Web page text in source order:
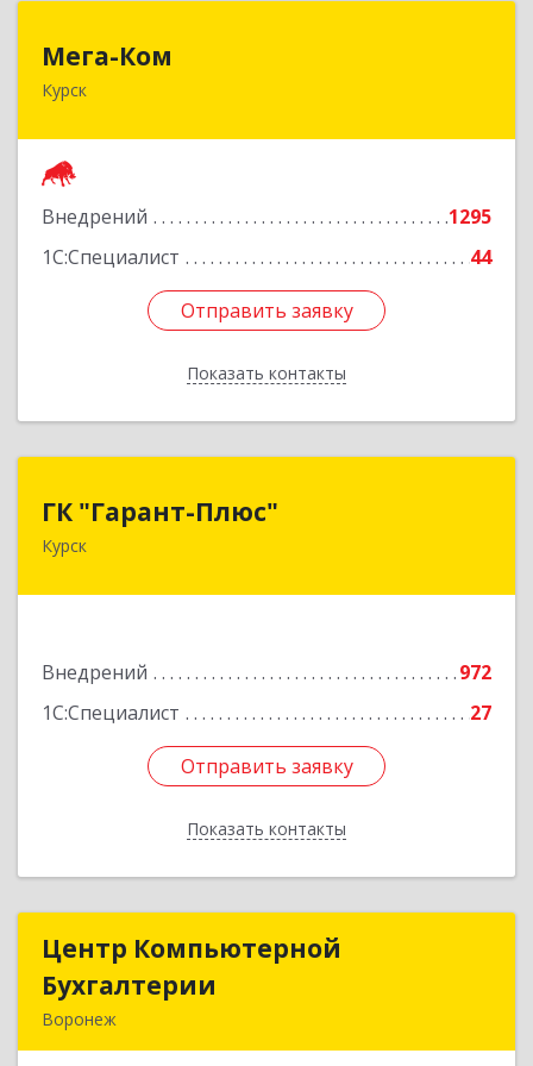
Мега-Ком
Курск
Внедрений
1295
1С:Специалист
44
Отправить заявку
Показать контакты
305001, Курская обл, Курск г, Красной Армии ул,
Отправить заявку
Назад
ГК "Гарант-Плюс"
Курск
Внедрений
972
1С:Специалист
27
Отправить заявку
Показать контакты
305035, Курская обл, Курск г, Овечкина ул, дом
Отправить заявку
Назад
Центр Компьютерной
Бухгалтерии
Воронеж
Центр Компьютерной